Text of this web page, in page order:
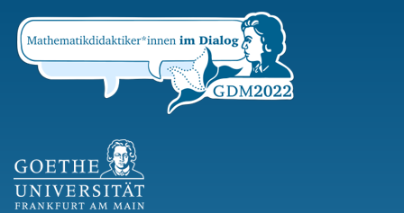
Inhalt
GU Logo